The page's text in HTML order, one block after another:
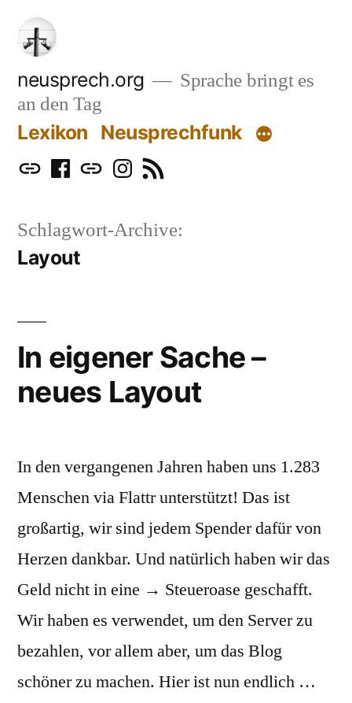
Zum
Inhalt
springen
neusprech.org
Sprache bringt es
an den Tag
Lexikon Neusprechfunk
MastodonFacebook
BlueskyInstagram
RSS
Schlagwort-Archive:
Layout
In eigener Sache –
neues Layout
In den vergangenen Jahren haben uns 1.283
Menschen via Flattr unterstützt! Das ist
großartig, wir sind jedem Spender dafür von
Herzen dankbar. Und natürlich haben wir das
Geld nicht in eine → Steueroase geschafft.
Wir haben es verwendet, um den Server zu
bezahlen, vor allem aber, um das Blog
schöner zu machen. Hier ist nun endlich …